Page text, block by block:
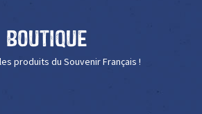
Boutique
produits du Souvenir Français !